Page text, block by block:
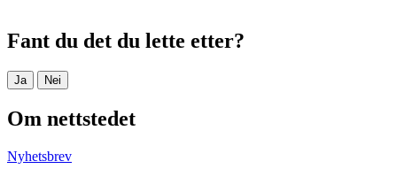
Fant du det du lette etter?
Ja Nei
Om nettstedet
Nyhetsbrev